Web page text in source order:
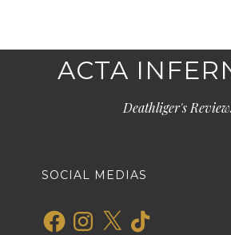
ACTA
Deathliger's
SOCIAL MEDIAS
FacebookInstagram
X TikTok